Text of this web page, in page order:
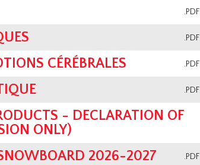
.PDF
.PDF
.PDF
CÉRÉBRALES
.PDF
- DECLARATION OF
ONLY)
.PDF
2026-2027